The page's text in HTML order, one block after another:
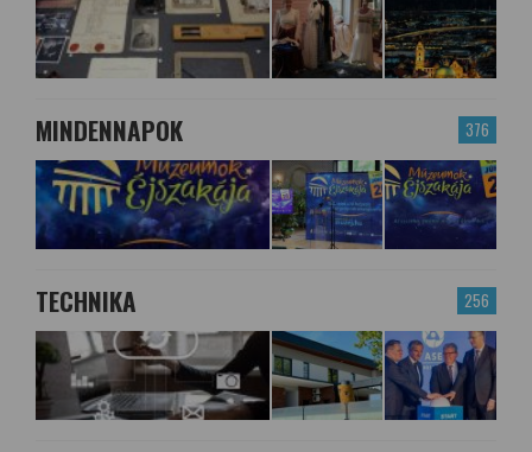
376
MINDENNAPOK
256
TECHNIKA